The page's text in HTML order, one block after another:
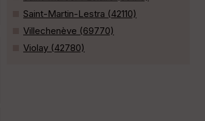
Saint-Martin-Lestra (42110)
Villechenève (69770)
Violay (42780)